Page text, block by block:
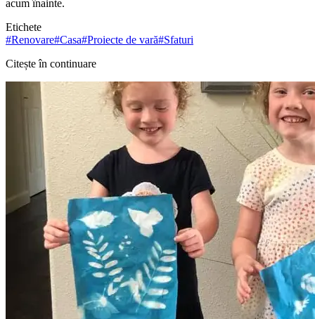
acum înainte.
Etichete
#Renovare#Casa#Proiecte de vară#Sfaturi
Citește în continuare